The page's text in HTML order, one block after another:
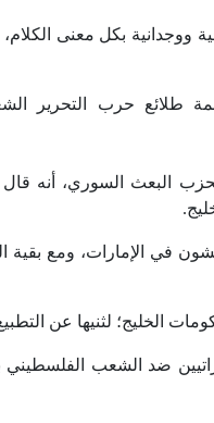
ووجدانية بكل معنى
طلائع حرب التحرير
البعث السوري، أنه
مع نحو 400 ألف فلسطيني يعيشون في الإمارات،
الخليج؛ لثنيها عن
ضد الشعب